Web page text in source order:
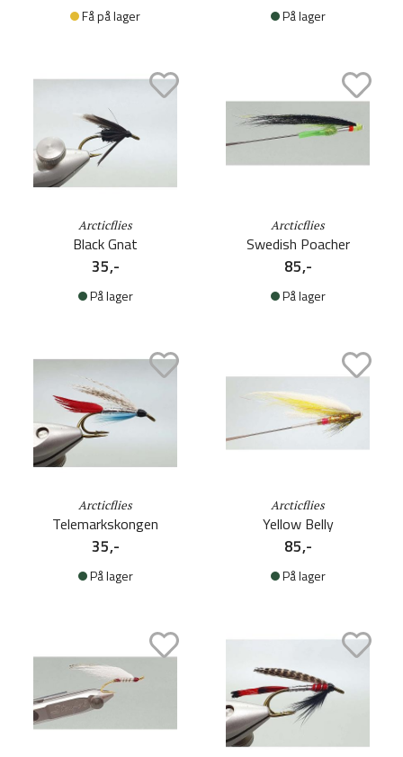
Få på lager På lager
Arcticflies
Black Gnat
35,-
På lager
Arcticflies
Swedish Poacher
85,-
På lager
Arcticflies
Telemarkskongen
35,-
På lager
Arcticflies
Yellow Belly
85,-
På lager